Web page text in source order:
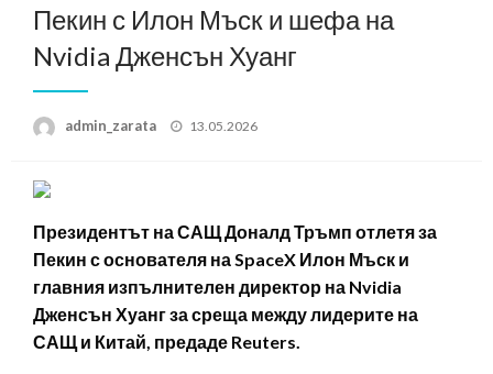
Пекин с Илон Мъск и шефа на
Nvidia Дженсън Хуанг
admin_zarata
Posted
13.05.2026
Президентът на САЩ Доналд Тръмп отлетя за
Пекин с основателя на SpaceX Илон Мъск и
главния изпълнителен директор на Nvidia
Дженсън Хуанг за среща между лидерите на
САЩ и Китай, предаде Reuters.